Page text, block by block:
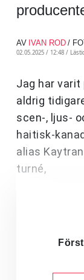
AV IVAN ROD /
02.05.2025 / 12:48 /
Jag har varit
aldrig
scen-, ljus-
haitisk-
alias
turné,